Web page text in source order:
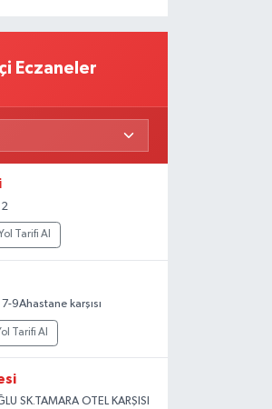
Eczaneler
Tarifi Al
9Ahastane karşısı
Tarifi Al
SK.TAMARA OTEL KARŞISI